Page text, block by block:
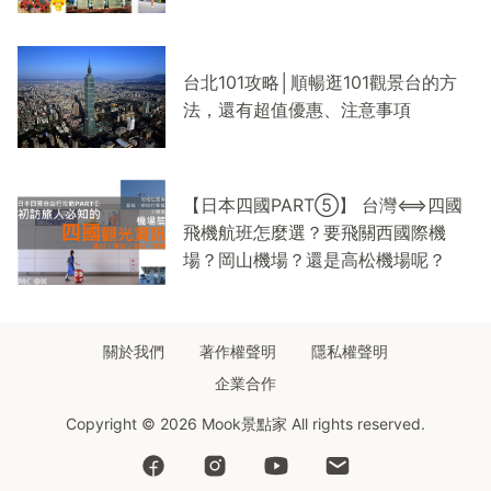
台北101攻略│順暢逛101觀景台的方
法，還有超值優惠、注意事項
【日本四國PART⑤】 台灣⟺四國
飛機航班怎麼選？要飛關西國際機
場？岡山機場？還是高松機場呢？
關於我們 著作權聲明
隱私權聲明
企業合作
Copyright © 2026 Mook景點家 All rights reserved.